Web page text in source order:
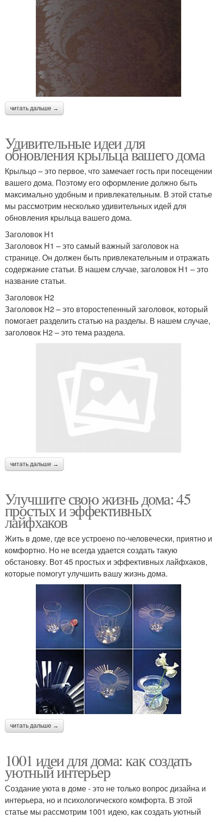
читать дальше →
Удивительные идеи для
обновления крыльца вашего дома
Крыльцо – это первое, что замечает гость при посещении
вашего дома. Поэтому его оформление должно быть
максимально удобным и привлекательным. В этой статье
мы рассмотрим несколько удивительных идей для
обновления крыльца вашего дома.
Заголовок H1
Заголовок H1 – это самый важный заголовок на
странице. Он должен быть привлекательным и отражать
содержание статьи. В нашем случае, заголовок H1 – это
название статьи.
Заголовок H2
Заголовок H2 – это второстепенный заголовок, который
помогает разделить статью на разделы. В нашем случае,
заголовок H2 – это тема раздела.
читать дальше →
Улучшите свою жизнь дома: 45
простых и эффективных
лайфхаков
Жить в доме, где все устроено по-человечески, приятно и
комфортно. Но не всегда удается создать такую
обстановку. Вот 45 простых и эффективных лайфхаков,
которые помогут улучшить вашу жизнь дома.
читать дальше →
1001 идеи для дома: как создать
уютный интерьер
Создание уюта в доме - это не только вопрос дизайна и
интерьера, но и психологического комфорта. В этой
статье мы рассмотрим 1001 идею, как создать уютный